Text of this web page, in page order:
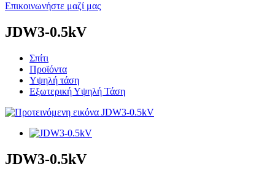
Επικοινωνήστε μαζί μας
JDW3-0.5kV
Σπίτι
Προϊόντα
Υψηλή τάση
Εξωτερική Υψηλή Τάση
JDW3-0.5kV